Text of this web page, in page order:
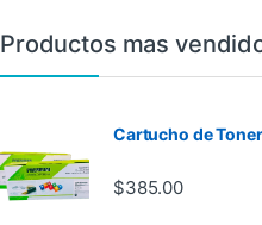
Productos mas
Cartucho de
$385.00